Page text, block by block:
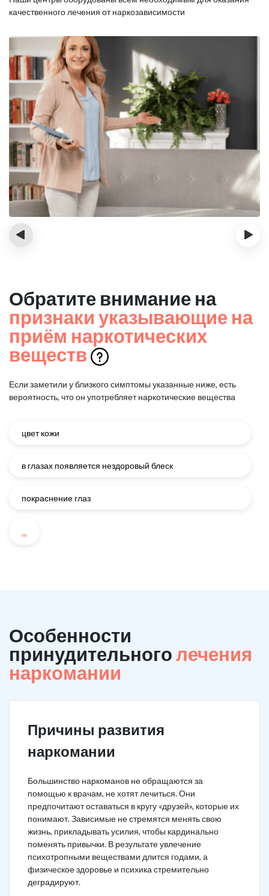
качественного лечения от наркозависимости
‹ ›
Обратите внимание на
признаки указывающие на
приём наркотических
веществ
Если заметили у близкого симптомы указанные ниже, есть
вероятность, что он употребляет наркотические вещества
цвет кожи
в глазах появляется нездоровый блеск
покраснение глаз
...
Особенности
принудительноголечения
наркомании
Причины развития
наркомании
Большинство наркоманов не обращаются за
помощью к врачам, не хотят лечиться. Они
предпочитают оставаться в кругу «друзей», которые их
понимают. Зависимые не стремятся менять свою
жизнь, прикладывать усилия, чтобы кардинально
поменять привычки. В результате увлечение
психотропными веществами длится годами, а
физическое здоровье и психика стремительно
деградируют.